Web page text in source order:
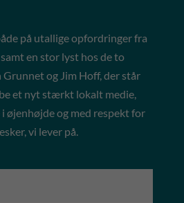
på utallige opfordringer fra
en stor lyst hos de to
og Jim Hoff, der står
et nyt stærkt lokalt medie,
øjenhøjde og med respekt for
vi lever på.